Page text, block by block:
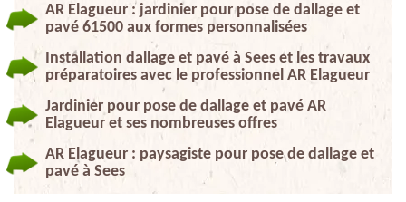
AR Elagueur : jardinier pour pose de dallage et
pavé 61500 aux formes personnalisées
Installation dallage et pavé à Sees et les travaux
préparatoires avec le professionnel AR Elagueur
Jardinier pour pose de dallage et pavé AR
Elagueur et ses nombreuses offres
AR Elagueur : paysagiste pour pose de dallage et
pavé à Sees